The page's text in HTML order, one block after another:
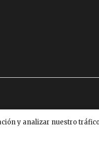
y analizar nuestro